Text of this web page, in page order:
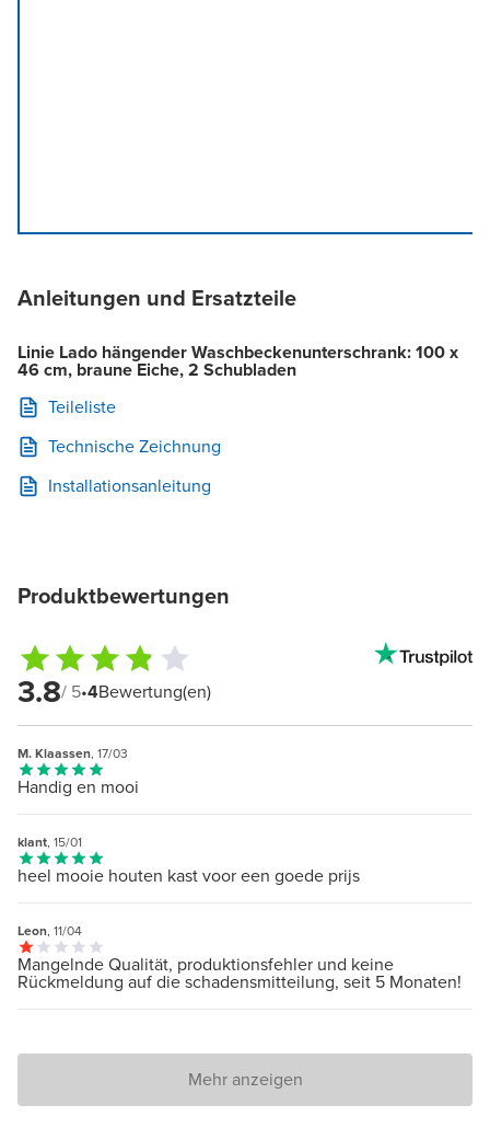
Anleitungen und Ersatzteile
Linie Lado hängender Waschbeckenunterschrank: 100 x
46 cm, braune Eiche, 2 Schubladen
Teileliste
Technische Zeichnung
Installationsanleitung
Produktbewertungen
3.8/ 5•4Bewertung(en)
M. Klaassen, 17/03
Handig en mooi
klant, 15/01
heel mooie houten kast voor een goede prijs
Leon, 11/04
Mangelnde Qualität, produktionsfehler und keine
Rückmeldung auf die schadensmitteilung, seit 5 Monaten!
Mehr anzeigen